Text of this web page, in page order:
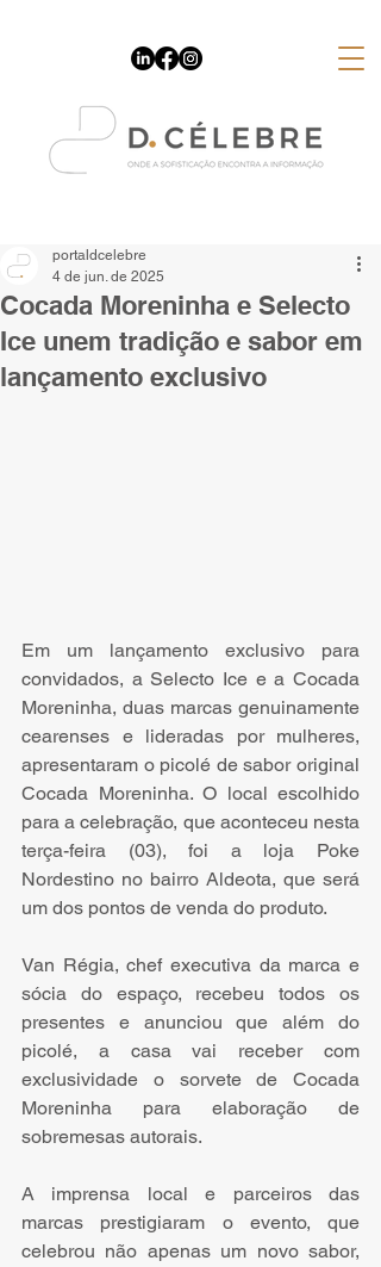
Cocada Moreninha e Selecto
Ice unem tradição e sabor em
lançamento exclusivo
portaldcelebre
4 de jun. de 2025
Em um lançamento exclusivo para
convidados, a Selecto Ice e a Cocada
Moreninha, duas marcas genuinamente
cearenses e lideradas por mulheres,
apresentaram o picolé de sabor original
Cocada Moreninha. O local escolhido
para a celebração, que aconteceu nesta
terça-feira (03), foi a loja Poke
Nordestino no bairro Aldeota, que será
um dos pontos de venda do produto.
Van Régia, chef executiva da marca e
sócia do espaço, recebeu todos os
presentes e anunciou que além do
picolé, a casa vai receber com
exclusividade o sorvete de Cocada
Moreninha para elaboração de
sobremesas autorais.
A imprensa local e parceiros das
marcas prestigiaram o evento, que
celebrou não apenas um novo sabor,